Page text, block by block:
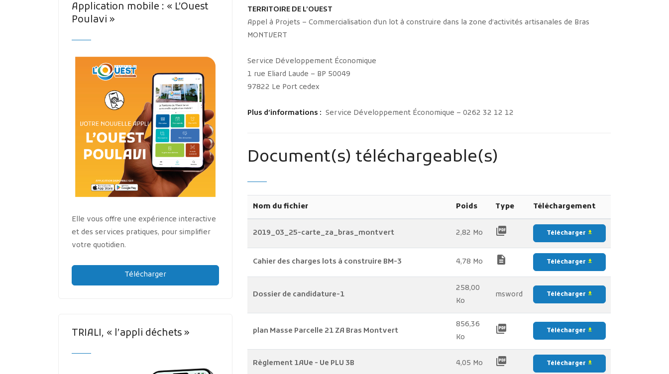
Application mobile : « L’Ouest
Poulavi »
Elle vous offre une expérience interactive
et des services pratiques, pour simplifier
votre quotidien.
Télécharger
TRIALI, « l’appli déchets »
TERRITOIRE DE L’OUEST
Appel à Projets – Commercialisation d’un lot à construire dans la zone d’activités artisanales de Bras
MONTVERT
Service Développement Économique
1 rue Eliard Laude – BP 50049
97822 Le Port cedex
Plus d’informations : Service Développement Économique – 0262 32 12 12
Document(s) téléchargeable(s)
Nom du fichier Poids Type Téléchargement
2019_03_25-carte_za_bras_montvert 2,82 Mo picture_as_pdf Télécharger file_download
Cahier des charges lots à construire BM-3 4,78 Mo description Télécharger file_download
Dossier de candidature-1
258,00
Ko
msword Télécharger file_download
plan Masse Parcelle 21 ZA Bras Montvert
856,36
Ko
picture_as_pdf Télécharger file_download
Règlement 1AUe - Ue PLU 3B 4,05 Mo picture_as_pdf Télécharger file_download